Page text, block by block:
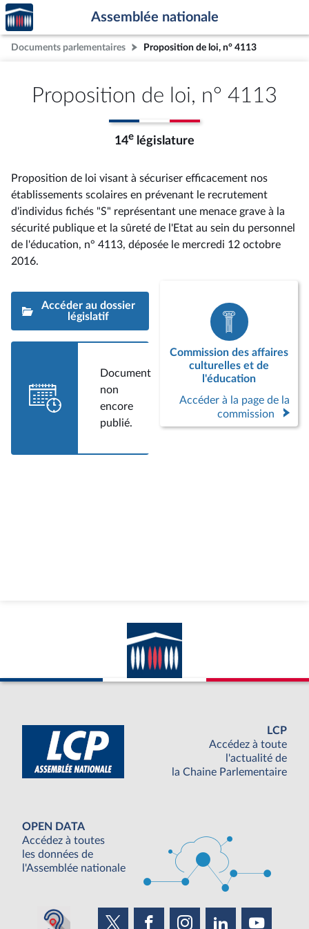
Aller au contenu
Aller en bas de la page
Accèder
à la
page
d'accueil
Assemblée nationale
Documents parlementaires Proposition de loi, n° 4113
Proposition de loi, n° 4113
14e législature
Proposition de loi visant à sécuriser efficacement nos
établissements scolaires en prévenant le recrutement
d'individus fichés "S" représentant une menace grave à la
sécurité publique et la sûreté de l'Etat au sein du personnel
de l'éducation, n° 4113, déposée le mercredi 12 octobre
2016.
Accéder au dossier
législatif
Document
non
encore
publié.
Commission des affaires
culturelles et de
l'éducation
Accéder à la page de la
commission
LCP
Accédez à toute
l'actualité de
la Chaine Parlementaire
OPEN DATA
Accédez à toutes
les données de
l'Assemblée nationale